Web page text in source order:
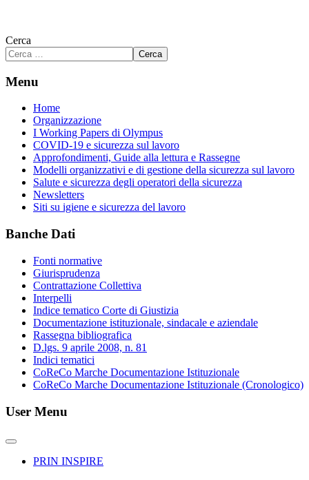
Cerca
Cerca
Menu
Home
Organizzazione
I Working Papers di Olympus
COVID-19 e sicurezza sul lavoro
Approfondimenti, Guide alla lettura e Rassegne
Modelli organizzativi e di gestione della sicurezza sul lavoro
Salute e sicurezza degli operatori della sicurezza
Newsletters
Siti su igiene e sicurezza del lavoro
Banche Dati
Fonti normative
Giurisprudenza
Contrattazione Collettiva
Interpelli
Indice tematico Corte di Giustizia
Documentazione istituzionale, sindacale e aziendale
Rassegna bibliografica
D.lgs. 9 aprile 2008, n. 81
Indici tematici
CoReCo Marche Documentazione Istituzionale
CoReCo Marche Documentazione Istituzionale (Cronologico)
User Menu
PRIN INSPIRE